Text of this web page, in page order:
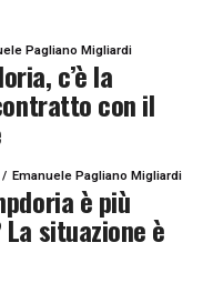
Pagliano Migliardi
c’è la
con il
Emanuele Pagliano Migliardi
è più
situazione è